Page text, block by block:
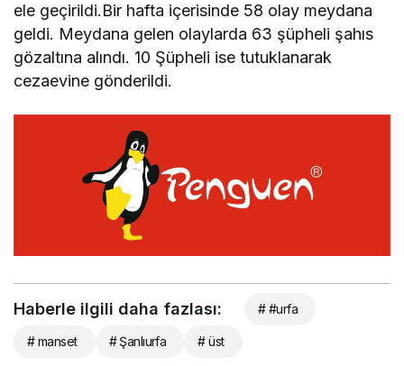
ele geçirildi.Bir hafta içerisinde 58 olay meydana
geldi. Meydana gelen olaylarda 63 şüpheli şahıs
gözaltına alındı. 10 Şüpheli ise tutuklanarak
cezaevine gönderildi.
Haberle ilgili daha fazlası: # #urfa
# manset # Şanlıurfa # üst